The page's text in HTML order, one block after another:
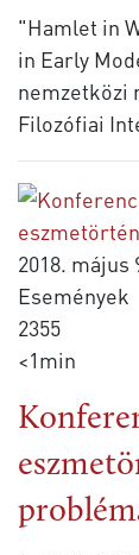
"Hamlet in
in Early
nemzetközi
Filozófiai
2018. május
Események
2355
<1min